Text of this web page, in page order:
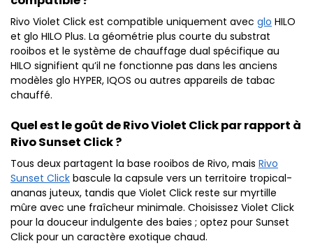
Rivo Violet Click est compatible uniquement avec glo HILO
et glo HILO Plus. La géométrie plus courte du substrat
rooibos et le système de chauffage dual spécifique au
HILO signifient qu’il ne fonctionne pas dans les anciens
modèles glo HYPER, IQOS ou autres appareils de tabac
chauffé.
Quel est le goût de Rivo Violet Click par rapport à
Rivo Sunset Click ?
Tous deux partagent la base rooibos de Rivo, mais Rivo
Sunset Click bascule la capsule vers un territoire tropical-
ananas juteux, tandis que Violet Click reste sur myrtille
mûre avec une fraîcheur minimale. Choisissez Violet Click
pour la douceur indulgente des baies ; optez pour Sunset
Click pour un caractère exotique chaud.